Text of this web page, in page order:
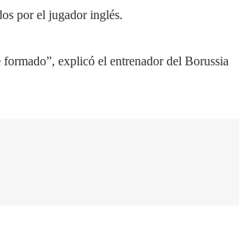
por el jugador inglés.
explicó el entrenador del Borussia